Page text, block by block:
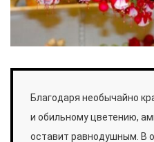
Благодаря необычайно
и обильному цветению,
оставит равнодушным. В